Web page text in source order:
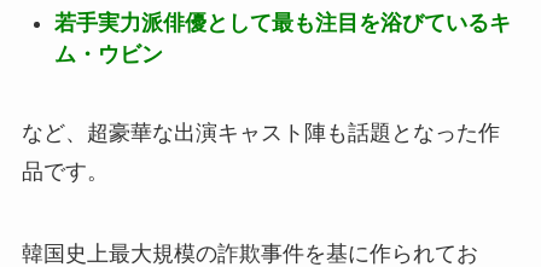
若手実力派俳優として最も注目を浴びているキ
ム・ウビン
など、超豪華な出演キャスト陣も話題となった作
品です。
韓国史上最大規模の詐欺事件を基に作られてお